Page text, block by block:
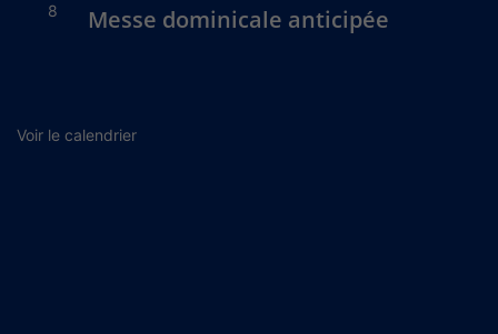
8
Messe dominicale anticipée
Voir le calendrier